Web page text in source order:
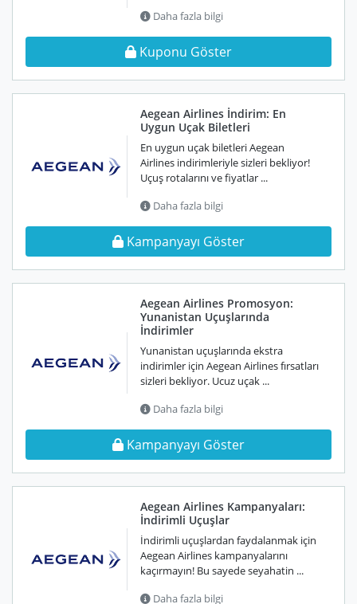
Daha fazla bilgi
Kuponu Göster
Aegean Airlines İndirim: En
Uygun Uçak Biletleri
En uygun uçak biletleri Aegean
Airlines indirimleriyle sizleri bekliyor!
Uçuş rotalarını ve fiyatlar ...
Daha fazla bilgi
Kampanyayı Göster
Aegean Airlines Promosyon:
Yunanistan Uçuşlarında
İndirimler
Yunanistan uçuşlarında ekstra
indirimler için Aegean Airlines fırsatları
sizleri bekliyor. Ucuz uçak ...
Daha fazla bilgi
Kampanyayı Göster
Aegean Airlines Kampanyaları:
İndirimli Uçuşlar
İndirimli uçuşlardan faydalanmak için
Aegean Airlines kampanyalarını
kaçırmayın! Bu sayede seyahatin ...
Daha fazla bilgi